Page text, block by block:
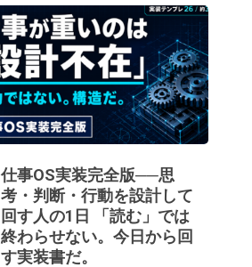
仕事OS実装完全版──思
考・判断・行動を設計して
回す人の1日 「読む」では
終わらせない。今日から回
す実装書だ。